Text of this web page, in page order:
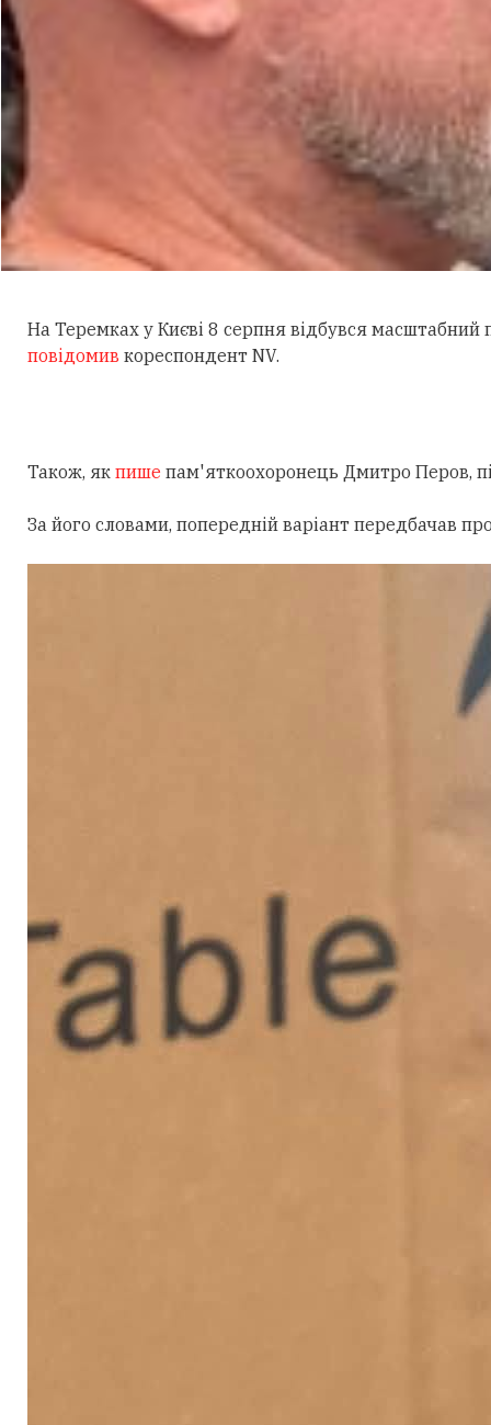
На Теремках у Києві 8 серпня відбувся масштабний
повідомив кореспондент NV.
Також, як пише пам'яткоохоронець Дмитро Перов,
За його словами, попередній варіант передбачав